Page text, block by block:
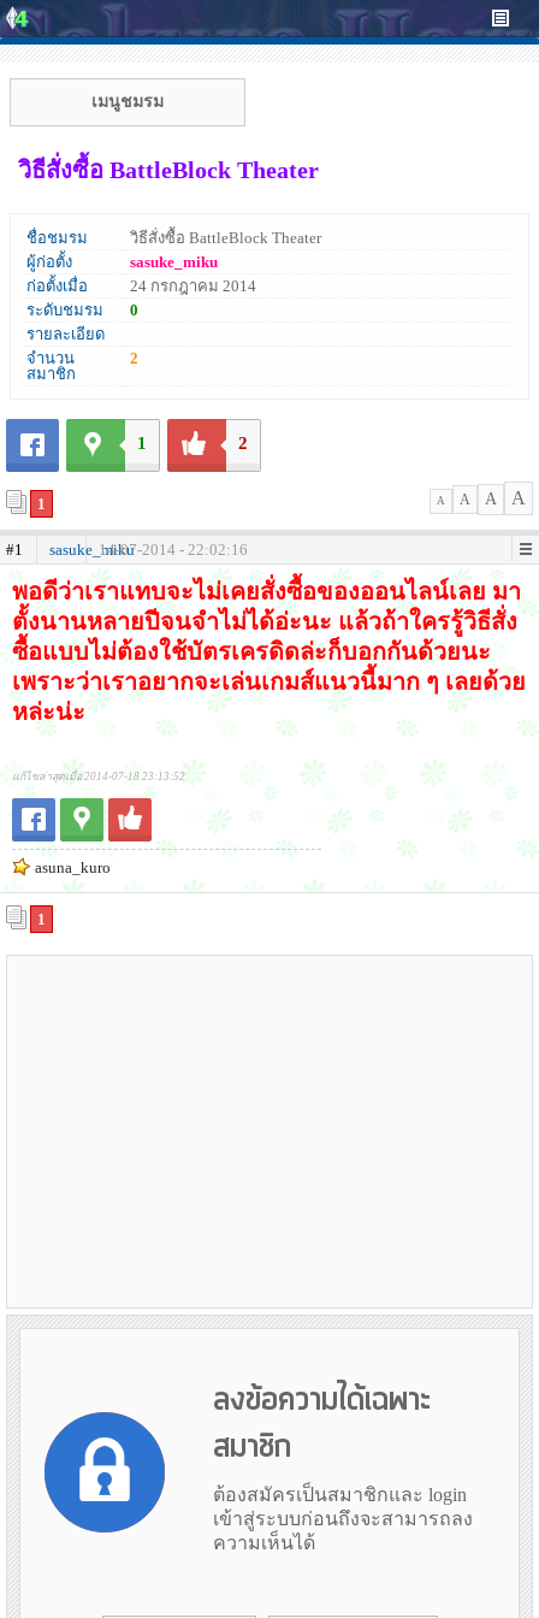
เมนูชมรม
วิธีสั่งซื้อ BattleBlock Theater
ชื่อชมรม
วิธีสั่งซื้อ BattleBlock Theater
ผู้ก่อตั้ง
sasuke_miku
ก่อตั้งเมื่อ
24 กรกฎาคม 2014
ระดับชมรม
0
รายละเอียด
จำนวน
สมาชิก
2
1 2
1 A A A A
#1 sasuke_miku14-07-2014 - 22:02:16
พอดีว่าเราแทบจะไม่เคยสั่งซื้อของออนไลน์เลย มา
ตั้งนานหลายปีจนจำไม่ได้อ่ะนะ แล้วถ้าใครรู้วิธีสั่ง
ซื้อแบบไม่ต้องใช้บัตรเครดิดล่ะก็บอกกันด้วยนะ
เพราะว่าเราอยากจะเล่นเกมส์แนวนี้มาก ๆ เลยด้วย
หล่ะน่ะ
แก้ไขล่าสุดเมื่อ 2014-07-18 23:13:52
asuna_kuro
1
ลงข้อความได้เฉพาะ
สมาชิก
ต้องสมัครเป็นสมาชิกและ login
เข้าสู่ระบบก่อนถึงจะสามารถลง
ความเห็นได้